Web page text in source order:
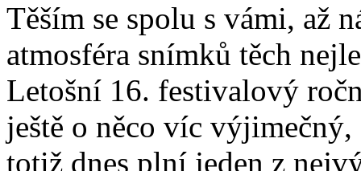
Těším se spolu s vámi, až
atmosféra snímků těch
Letošní 16. festivalový
ještě o něco víc
totiž dnes plní jeden z